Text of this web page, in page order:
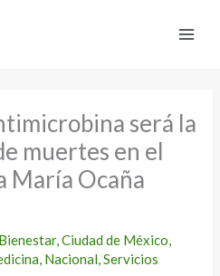
será la
muertes en el
María Ocaña
Bienestar,Ciudad de México,
, Nacional,Servicios